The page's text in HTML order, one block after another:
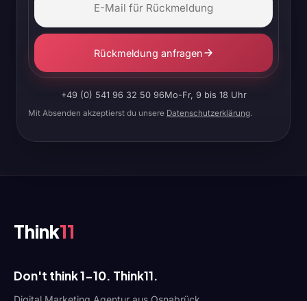
Rückmeldung anfragen
+49 (0) 541 96 32 50 96Mo-Fr, 9 bis 18 Uhr
Mit Absenden akzeptierst du unsere Datenschutzerklärung.
Think11
Don't think 1-10. Think11.